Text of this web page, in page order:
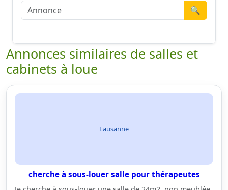
🔍
Annonces similaires de salles et
cabinets à loue
Lausanne
cherche à sous-louer salle pour thérapeutes